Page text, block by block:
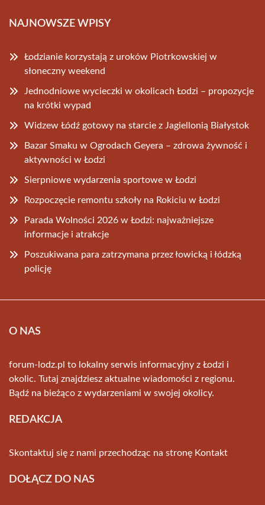
NAJNOWSZE WPISY
Łodzianie korzystają z uroków Piotrkowskiej w
słoneczny weekend
Jednodniowe wycieczki w okolicach Łodzi – propozycje
na krótki wypad
Widzew Łódź gotowy na starcie z Jagiellonią Białystok
Bazar Smaku w Ogrodach Geyera – zdrowa żywność i
aktywności w Łodzi
Sierpniowe wydarzenia sportowe w Łodzi
Rozpoczęcie remontu szkoły na Rokiciu w Łodzi
Parada Wolności 2026 w Łodzi: najważniejsze
informacje i atrakcje
Poszukiwana para zatrzymana przez łowicką i łódzką
policję
O NAS
forum-lodz.pl to lokalny serwis informacyjny z Łodzi i
okolic. Tutaj znajdziesz aktualne wiadomości z regionu.
Bądź na bieżąco z wydarzeniami w swojej okolicy.
REDAKCJA
Skontaktuj się z nami przechodząc na stronę Kontakt
DOŁĄCZ DO NAS